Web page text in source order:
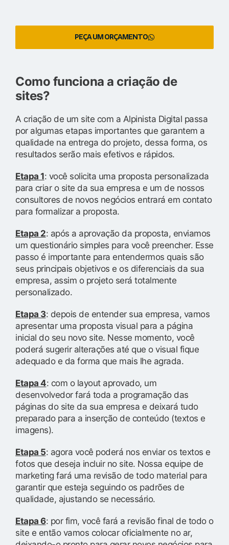
PEÇA UM ORÇAMENTO
Como funciona a criação de
sites?
A criação de um site com a Alpinista Digital passa
por algumas etapas importantes que garantem a
qualidade na entrega do projeto, dessa forma, os
resultados serão mais efetivos e rápidos.
Etapa 1: você solicita uma proposta personalizada
para criar o site da sua empresa e um de nossos
consultores de novos negócios entrará em contato
para formalizar a proposta.
Etapa 2: após a aprovação da proposta, enviamos
um questionário simples para você preencher. Esse
passo é importante para entendermos quais são
seus principais objetivos e os diferenciais da sua
empresa, assim o projeto será totalmente
personalizado.
Etapa 3: depois de entender sua empresa, vamos
apresentar uma proposta visual para a página
inicial do seu novo site. Nesse momento, você
poderá sugerir alterações até que o visual fique
adequado e da forma que mais lhe agrada.
Etapa 4: com o layout aprovado, um
desenvolvedor fará toda a programação das
páginas do site da sua empresa e deixará tudo
preparado para a inserção de conteúdo (textos e
imagens).
Etapa 5: agora você poderá nos enviar os textos e
fotos que deseja incluir no site. Nossa equipe de
marketing fará uma revisão de todo material para
garantir que esteja seguindo os padrões de
qualidade, ajustando se necessário.
Etapa 6: por fim, você fará a revisão final de todo o
site e então vamos colocar oficialmente no ar,